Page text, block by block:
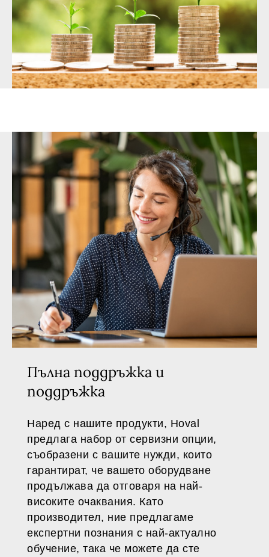
Пълна поддръжка и
поддръжка
Наред с нашите продукти, Hoval
предлага набор от сервизни опции,
съобразени с вашите нужди, които
гарантират, че вашето оборудване
продължава да отговаря на най-
високите очаквания. Като
производител, ние предлагаме
експертни познания с най-актуално
обучение, така че можете да сте